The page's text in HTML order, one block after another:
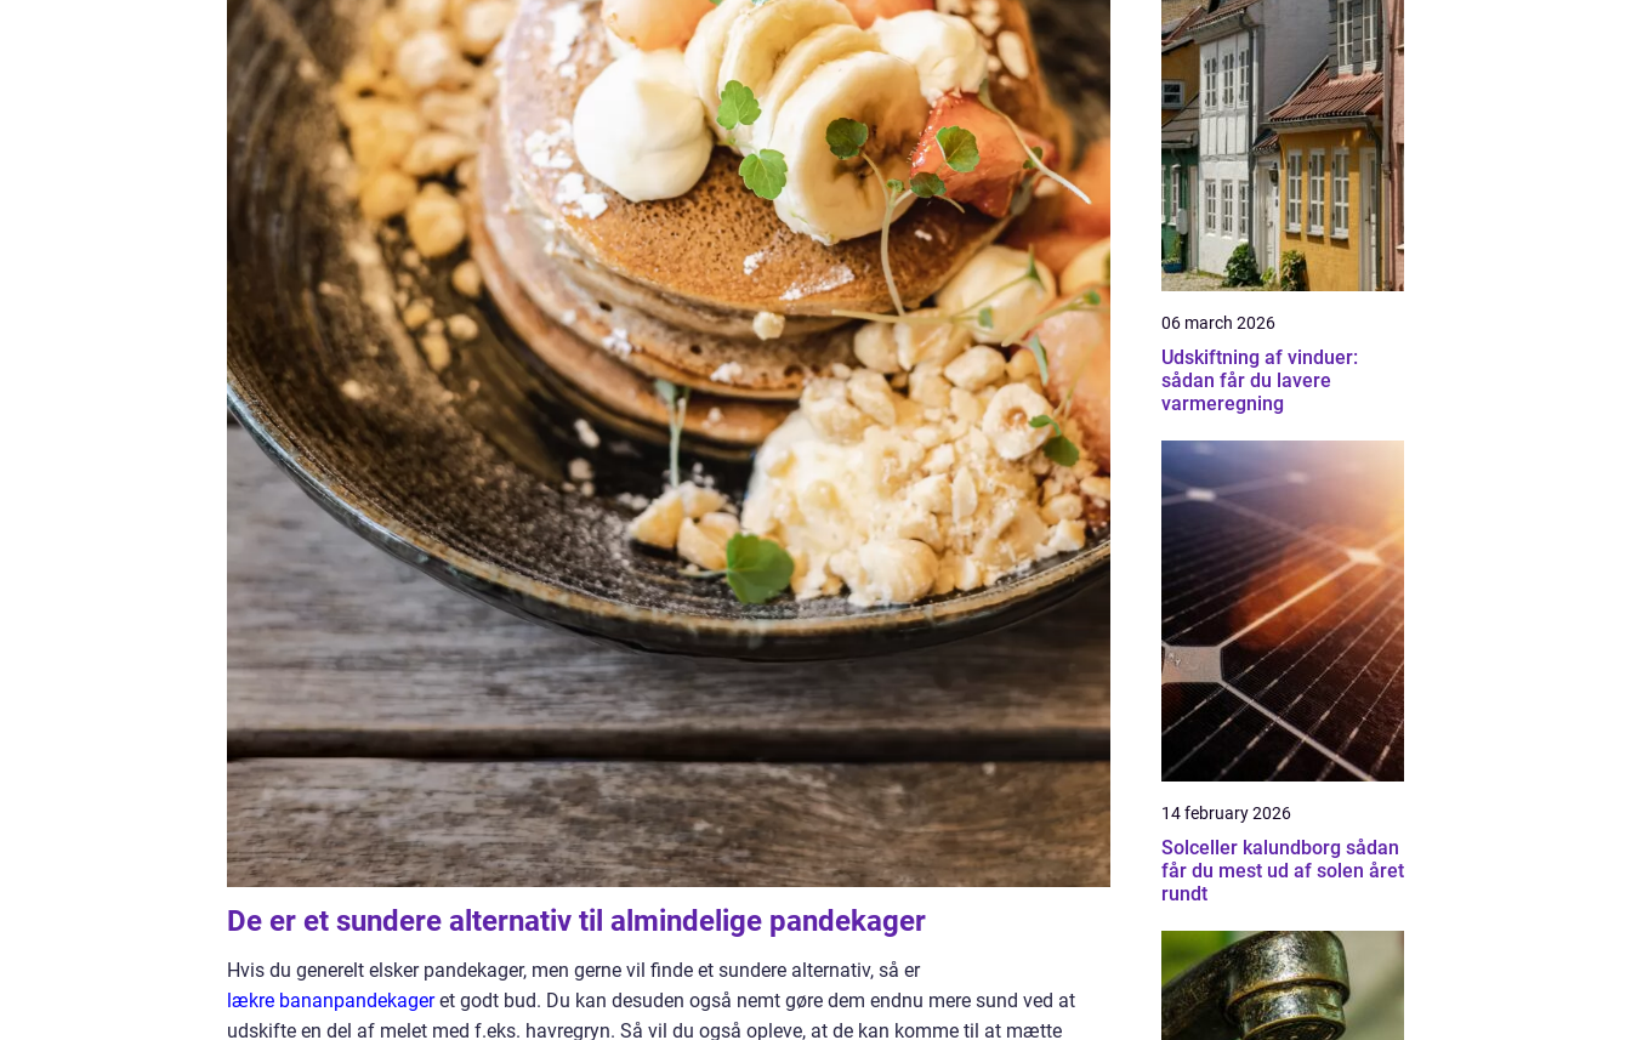
De er et sundere alternativ til almindelige pandekager
Hvis du generelt elsker pandekager, men gerne vil finde et sundere alternativ, så er
lækre bananpandekageret godt bud. Du kan desuden også nemt gøre dem endnu mere sund ved at
udskifte en del af melet med f.eks. havregryn. Så vil du også opleve, at de kan komme til at mætte
06 march 2026
Udskiftning af vinduer:
sådan får du lavere
varmeregning
14 february 2026
Solceller kalundborg sådan
får du mest ud af solen året
rundt